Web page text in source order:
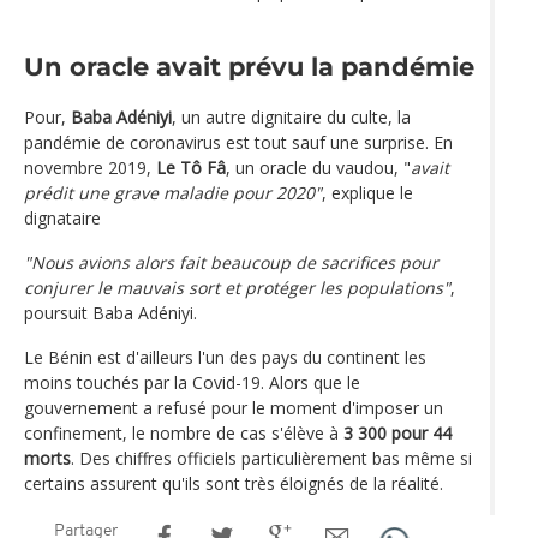
Un oracle avait prévu la pandémie
Pour, Baba Adéniyi, un autre dignitaire du culte, la
pandémie de coronavirus est tout sauf une surprise. En
novembre 2019, Le Tô Fâ, un oracle du vaudou, "avait
prédit une grave maladie pour 2020", explique le
dignataire
"Nous avions alors fait beaucoup de sacrifices pour
conjurer le mauvais sort et protéger les populations",
poursuit Baba Adéniyi.
Le Bénin est d'ailleurs l'un des pays du continent les
moins touchés par la Covid-19. Alors que le
gouvernement a refusé pour le moment d'imposer un
confinement, le nombre de cas s'élève à 3 300 pour 44
morts. Des chiffres officiels particulièrement bas même si
certains assurent qu'ils sont très éloignés de la réalité.
Partager